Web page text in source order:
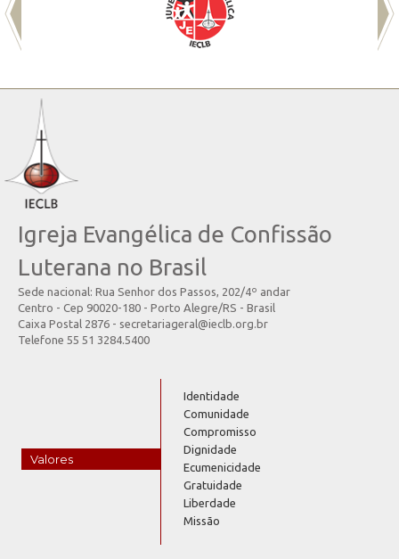
Igreja Evangélica de Confissão
Luterana no Brasil
Sede nacional: Rua Senhor dos Passos, 202/4º andar
Centro - Cep 90020-180 - Porto Alegre/RS - Brasil
Caixa Postal 2876 - secretariageral@ieclb.org.br
Telefone 55 51 3284.5400
Valores
Identidade
Comunidade
Compromisso
Dignidade
Ecumenicidade
Gratuidade
Liberdade
Missão